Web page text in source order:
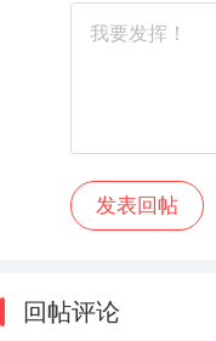
回帖评论